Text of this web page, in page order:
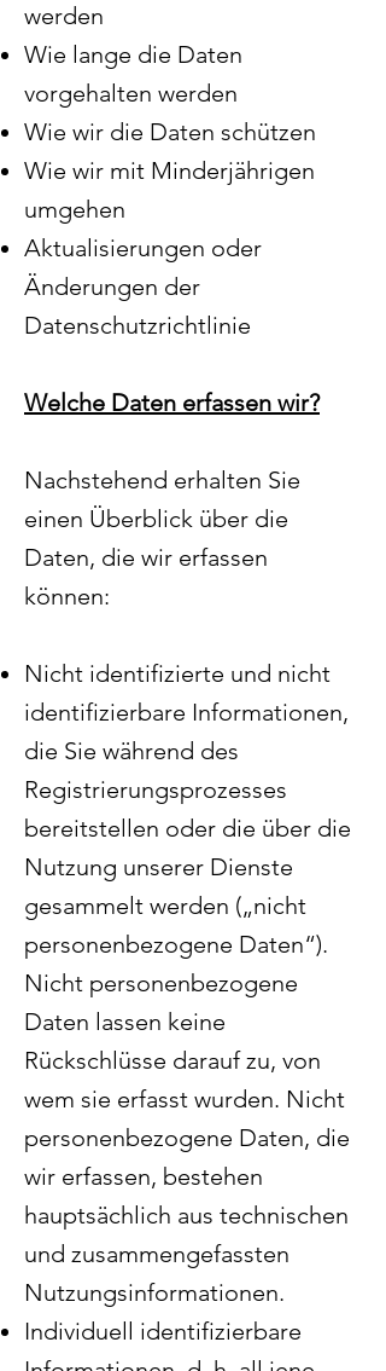
werden
Wie lange die Daten
vorgehalten werden
Wie wir die Daten schützen
Wie wir mit Minderjährigen
umgehen
Aktualisierungen oder
Änderungen der
Datenschutzrichtlinie
Welche Daten erfassen wir?
Nachstehend erhalten Sie
einen Überblick über die
Daten, die wir erfassen
können:
Nicht identifizierte und nicht
identifizierbare Informationen,
die Sie während des
Registrierungsprozesses
bereitstellen oder die über die
Nutzung unserer Dienste
gesammelt werden („nicht
personenbezogene Daten“).
Nicht personenbezogene
Daten lassen keine
Rückschlüsse darauf zu, von
wem sie erfasst wurden. Nicht
personenbezogene Daten, die
wir erfassen, bestehen
hauptsächlich aus technischen
und zusammengefassten
Nutzungsinformationen.
Individuell identifizierbare